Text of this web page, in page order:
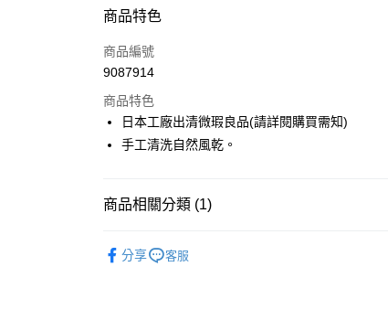
付款方式
信用卡一次付款
Apple Pay
街口支付
ATM付款
商品特色
商品編號
9087914
商品特色
日本工廠出清微瑕良品(請詳閱購買需知)
手工清洗自然風乾。
商品相關分類 (1)
分享
客服